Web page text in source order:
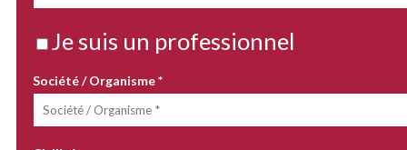
Je suis un professionnel
Société / Organisme*